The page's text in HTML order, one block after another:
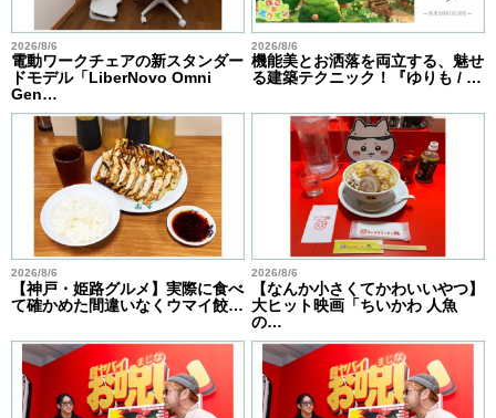
2026/8/6
電動ワークチェアの新スタンダー
ドモデル「LiberNovo Omni
Gen…
2026/8/6
機能美とお洒落を両立する、魅せ
る建築テクニック！『ゆりも / …
2026/8/6
【神戸・姫路グルメ】実際に食べ
て確かめた間違いなくウマイ餃…
2026/8/6
【なんか小さくてかわいいやつ】
大ヒット映画「ちいかわ 人魚
の…